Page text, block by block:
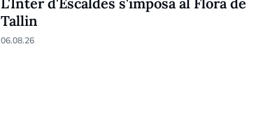
Tallin
06.08.26